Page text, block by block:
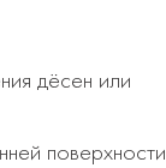
дёсен или
поверхности